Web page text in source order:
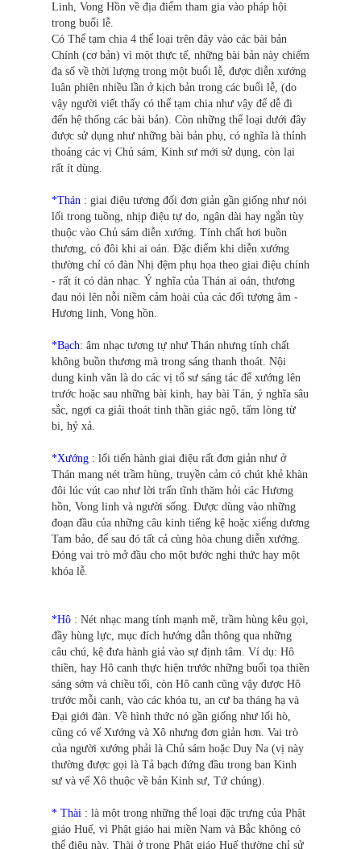
Linh, Vong Hồn về địa điểm tham gia vào pháp hội
trong buổi lễ.
Có Thể tạm chia 4 thể loại trên đây vào các bài bản
Chính (cơ bản) vì một thực tế, những bài bản này chiếm
đa số về thời lượng trong một buổi lễ, được diễn xướng
luân phiên nhiều lần ở kịch bản trong các buổi lễ, (do
vậy người viết thấy có thể tạm chia như vậy để dễ đi
đến hệ thống các bài bản). Còn những thể loại dưới đây
được sử dụng như những bài bản phụ, có nghĩa là thỉnh
thoảng các vị Chủ sám, Kinh sư mới sử dụng, còn lại
rất ít dùng.
*Thán : giai điệu tương đối đơn giản gần giống như nói
lối trong tuồng, nhịp điệu tự do, ngân dài hay ngắn tùy
thuộc vào Chủ sám diễn xướng. Tính chất hơi buồn
thương, có đôi khi ai oán. Đặc điểm khi diễn xướng
thường chỉ có đàn Nhị đệm phụ họa theo giai điệu chính
- rất ít có dàn nhạc. Ý nghĩa của Thán ai oán, thương
đau nói lên nỗi niềm cảm hoài của các đối tượng âm -
Hương linh, Vong hồn.
*Bạch: âm nhạc tương tự như Thán nhưng tính chất
không buồn thương mà trong sáng thanh thoát. Nội
dung kinh văn là do các vị tổ sư sáng tác để xướng lên
trước hoặc sau những bài kinh, hay bài Tán, ý nghĩa sâu
sắc, ngợi ca giải thoát tinh thần giác ngộ, tấm lòng từ
bi, hỷ xả.
*Xướng : lối tiến hành giai điệu rất đơn giản như ở
Thán mang nét trầm hùng, truyền cảm có chút khẻ khàn
đôi lúc vút cao như lời trấn tĩnh thăm hỏi các Hương
hồn, Vong linh và người sống. Được dùng vào những
đoạn đầu của những câu kinh tiếng kệ hoặc xiểng dương
Tam bảo, để sau đó tất cả cùng hòa chung diễn xướng.
Đóng vai trò mở đầu cho một bước nghi thức hay một
khóa lễ.
*Hô : Nét nhạc mang tính mạnh mẽ, trầm hùng kêu gọi,
đầy hùng lực, mục đích hướng dẫn thông qua những
câu chú, kệ đưa hành giả vào sự định tâm. Ví dụ: Hô
thiền, hay Hô canh thực hiện trước những buổi tọa thiền
sáng sớm và chiều tối, còn Hô canh cũng vậy được Hô
trước mỗi canh, vào các khóa tu, an cư ba tháng hạ và
Đại giới đàn. Về hình thức nó gần giống như lối hò,
cũng có vế Xướng và Xô nhưng đơn giản hơn. Vai trò
của người xướng phải là Chủ sám hoặc Duy Na (vị này
thường được gọi là Tả bạch đứng đầu trong ban Kinh
sư và vế Xô thuộc về bản Kinh sư, Tứ chúng).
* Thài : là một trong những thể loại đặc trưng của Phật
giáo Huế, vì Phật giáo hai miền Nam và Bắc không có
thể điệu này. Thài ở trong Phật giáo Huế thường chỉ sử